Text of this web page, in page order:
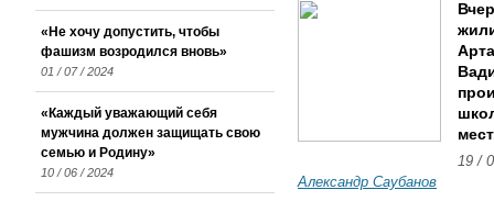
19 /
Александр Саубанов
«Не хочу допустить, чтобы
фашизм возродился вновь»
01 / 07 / 2024
«Каждый уважающий себя
мужчина должен защищать свою
семью и Родину»
10 / 06 / 2024